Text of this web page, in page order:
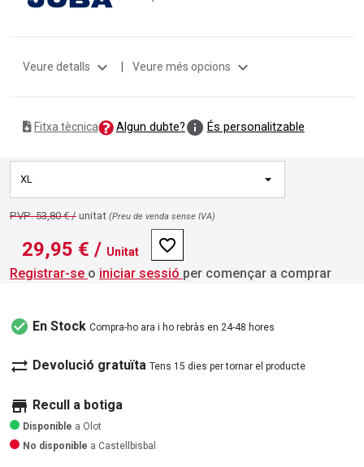
Veure detalls expand_more Veure més opcions expand_more
Fitxa tècnica Algun dubte?info És personalitzable
XL
PVP: 53,80 € / unitat (Preu de venda sense IVA)
29,95 € / Unitat favorite_border
Registrar-se o iniciar sessió per començar a comprar
check_circle En Stock Compra-ho ara i ho rebràs en 24-48 hores
sync_alt Devolució gratuïta Tens 15 dies per tornar el producte
store Recull a botiga
Disponible a Olot
No disponible a Castellbisbal